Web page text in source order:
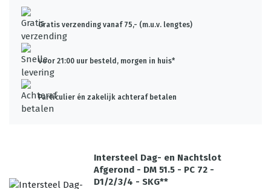
Gratis verzending vanaf 75,- (m.u.v. lengtes)
Voor 21:00 uur besteld, morgen in huis*
Particulier én zakelijk achteraf betalen
Intersteel Dag- en Nachtslot
Afgerond - DM 51.5 - PC 72 -
D1/2/3/4 - SKG**